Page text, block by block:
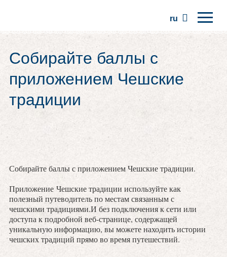
ru
Регионы
Традиции
Экскурсии
Собирайте баллы с
приложением Чешские
традиции
Собирайте баллы с приложением Чешские традиции.
Приложение Чешские традиции используйте как
полезный путеводитель по местам связанным с
чешскими традициями.И без подключения к сети или
доступа к подробной веб-странице, содержащей
уникальную информацию, вы можете находить истории
чешских традиций прямо во время путешествий.